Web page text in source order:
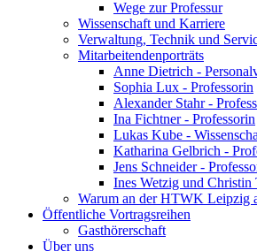
Wege zur Professur
Wissenschaft und Karriere
Verwaltung, Technik und
Mitarbeitendenporträts
Anne Dietrich -
Sophia Lux - Professorin
Alexander Stahr -
Ina Fichtner - Professorin
Lukas Kube -
Katharina Gelbrich -
Jens Schneider -
Ines Wetzig und Christin
Warum an der HTWK Leipzig
Öffentliche Vortragsreihen
Gasthörerschaft
Über uns